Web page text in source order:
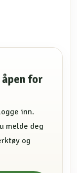
for
inn.
melde deg
og